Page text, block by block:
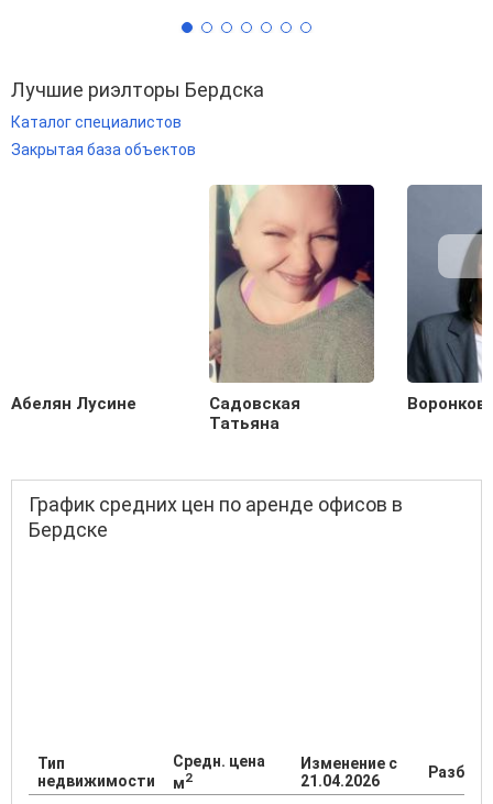
Лучшие риэлторы Бердска
Каталог специалистов
Закрытая база объектов
Абелян Лусине
Садовская
Татьяна
График средних цен по аренде офисов в
Бердске
Тип
недвижимости
Средн. цена
м2
Изменение с
21.04.2026